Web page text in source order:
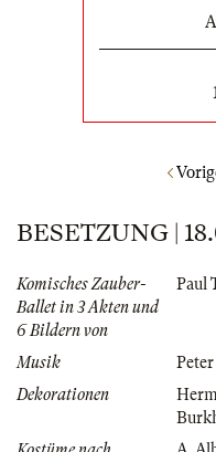
BESETZUNG |
Komisches Zauber-
Ballet in 3 Akten und
6 Bildern von
Paul
Musik
Dekorationen